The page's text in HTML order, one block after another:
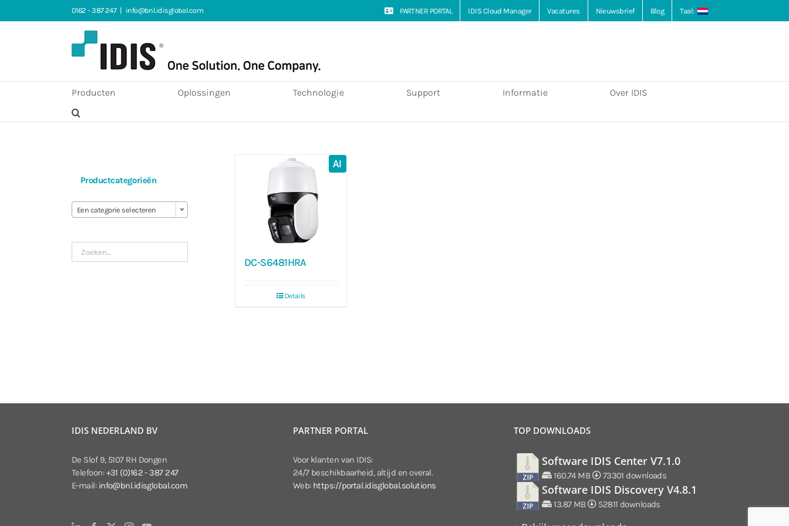
naar
0162 - 387 247 | info@bnl.idisglobal.com PARTNER PORTAL IDIS Cloud Manager Vacatures Nieuwsbrief Blog Taal:
Producten Oplossingen Technologie Support Informatie Over IDIS
AI
DC-S6481HRA
Details
Productcategorieën
Een categorie selecteren
IDIS NEDERLAND BV
De Slof 9, 5107 RH Dongen
Telefoon:+31 (0)162 - 387 247
E-mail: info@bnl.idisglobal.com
PARTNER PORTAL
Voor klanten van IDIS:
24/7 beschikbaarheid, altijd en overal.
Web: https://portal.idisglobal.solutions
TOP DOWNLOADS
Software IDIS Center V7.1.0
160.74 MB 73301 downloads
Software IDIS Discovery V4.8.1
13.87 MB 52811 downloads